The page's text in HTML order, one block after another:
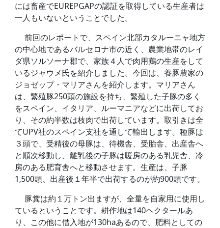
には畜産でEUREPGAPの認証を取得している生産者は
一人もいないということでした。
前回のレポートで、スペイン北部カタルーニャ地方
の中心地であるバルセロナ市の近く、農業地帯のレイ
ダ県ソルソーナ郡で、家族４人で肉用鶏の生産をして
いるジャウメ氏を紹介しました。今回は、養豚農家の
ジョゼップ・マリアさんを紹介します。マリアさん
は、繁殖豚250頭の施設を持ち、繁殖した子豚の多く
をスペイン、イタリア、ルーマニアなどに出荷してお
り、その約半数は枝肉で出荷しています。取引きは全
てUPV社のスペイン支社を通して輸出します。種豚は
３頭で、受精後の母豚は、待機舎、受胎舎、出産舎へ
と順次移動し、離乳後の子豚は暖房のある乳児舎、冷
房のある肥育舎へと移動させます。生産は、子豚
1,500頭、出産後１年半で出荷するのが約900頭です。
豚糞は約１万トン出ますが、全量を自家用に使用し
ているということです。耕作地は140ヘクタールあ
り、この他に借入地が130haあるので、肥料としての